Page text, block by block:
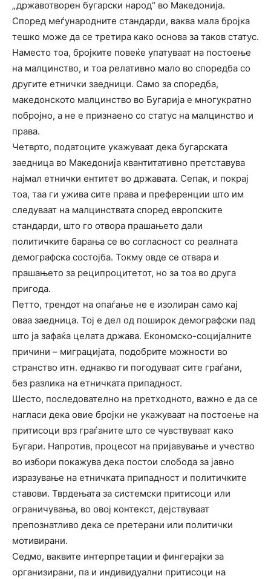
„државотворен бугарски народ“ во Македонија.
Според меѓународните стандарди, ваква мала бројка
тешко може да се третира како основа за таков статус.
Наместо тоа, бројките повеќе упатуваат на постоење
на малцинство, и тоа релативно мало во споредба со
другите етнички заедници. Само за споредба,
македонското малцинство во Бугарија е многукратно
побројно, а не е признаено со статус на малцинство и
права.
Четврто, податоците укажуваат дека бугарската
заедница во Македонија квантитативно претставува
најмал етнички ентитет во државата. Сепак, и покрај
тоа, таа ги ужива сите права и преференции што им
следуваат на малцинствата според европските
стандарди, што го отвора прашањето дали
политичките барања се во согласност со реалната
демографска состојба. Токму овде се отвара и
прашањето за реципроцитетот, но за тоа во друга
пригода.
Петто, трендот на опаѓање не е изолиран само кај
оваа заедница. Тој е дел од поширок демографски пад
што ја зафаќа целата држава. Економско-социјалните
причини – миграцијата, подобрите можности во
странство итн. еднакво ги погодуваат сите граѓани,
без разлика на етничката припадност.
Шесто, последователно на претходното, важно е да се
нагласи дека овие бројки не укажуваат на постоење на
притисоци врз граѓаните што се чувствуваат како
Бугари. Напротив, процесот на пријавување и учество
во избори покажува дека постои слобода за јавно
изразување на етничката припадност и политичките
ставови. Тврдењата за системски притисоци или
ограничувања, во овој контекст, дејствуваат
препознатливо дека се претерани или политички
мотивирани.
Седмо, ваквите интерпретации и фингерајки за
организирани, па и индивидуални притисоци на